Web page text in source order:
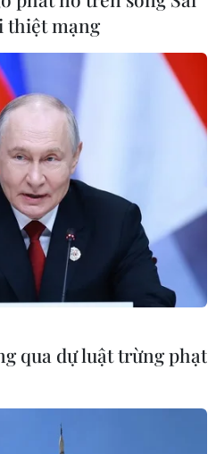
phát thuốc và tặng
Lào
tiến hành thăm khám, cấp
quà cho 500 kiều bào và
khó khăn tại thủ đô
thiệt mạng
qua dự luật trừng phạt